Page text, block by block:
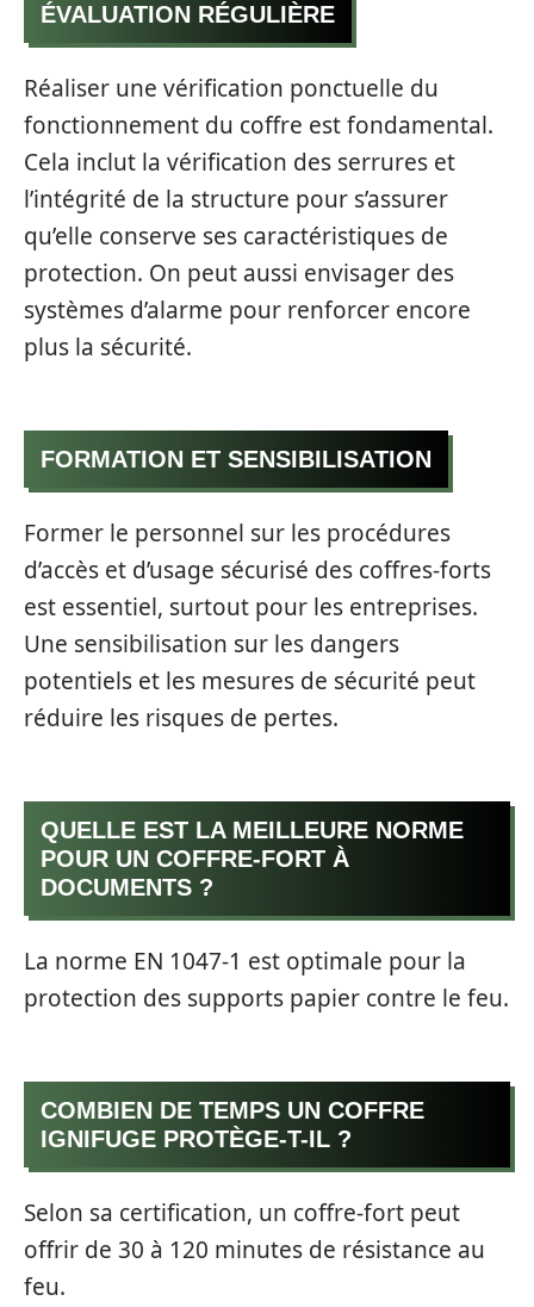
ÉVALUATION RÉGULIÈRE
Réaliser une vérification ponctuelle du
fonctionnement du coffre est fondamental.
Cela inclut la vérification des serrures et
l’intégrité de la structure pour s’assurer
qu’elle conserve ses caractéristiques de
protection. On peut aussi envisager des
systèmes d’alarme pour renforcer encore
plus la sécurité.
FORMATION ET SENSIBILISATION
Former le personnel sur les procédures
d’accès et d’usage sécurisé des coffres-forts
est essentiel, surtout pour les entreprises.
Une sensibilisation sur les dangers
potentiels et les mesures de sécurité peut
réduire les risques de pertes.
QUELLE EST LA MEILLEURE NORME
POUR UN COFFRE-FORT À
DOCUMENTS ?
La norme EN 1047-1 est optimale pour la
protection des supports papier contre le feu.
COMBIEN DE TEMPS UN COFFRE
IGNIFUGE PROTÈGE-T-IL ?
Selon sa certification, un coffre-fort peut
offrir de 30 à 120 minutes de résistance au
feu.